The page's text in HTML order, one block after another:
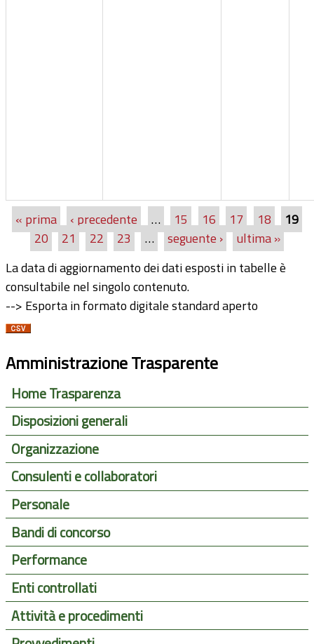
Pagine
« prima ‹ precedente … 15 16 17 18
19
20
21 22 23 … seguente ›
ultima »
La data di aggiornamento dei dati esposti in tabelle è
consultabile nel singolo contenuto.
--> Esporta in formato digitale standard aperto
Amministrazione Trasparente
Home Trasparenza
Disposizioni generali
Organizzazione
Consulenti e collaboratori
Personale
Bandi di concorso
Performance
Enti controllati
Attività e procedimenti